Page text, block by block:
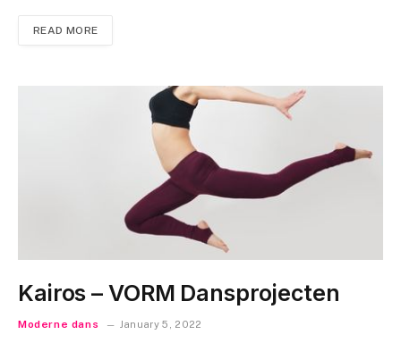
READ MORE
Kairos – VORM Dansprojecten
Moderne dans January 5, 2022